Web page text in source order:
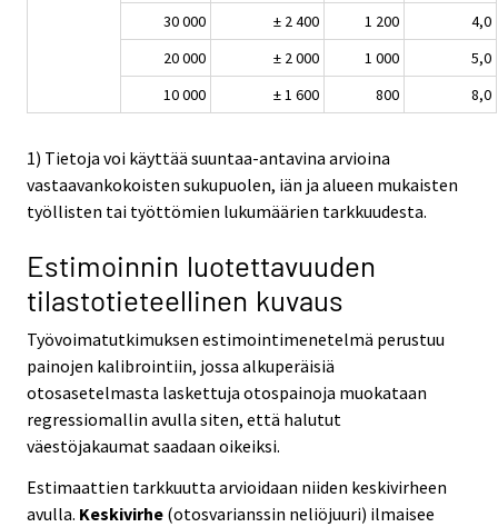
30 000 ± 2 400 1 200
4,0
20 000
± 2 000 1 000
5,0
10 000
± 1 600 800 8,0
1) Tietoja voi käyttää suuntaa-antavina arvioina
vastaavankokoisten sukupuolen, iän ja alueen mukaisten
työllisten tai työttömien lukumäärien tarkkuudesta.
Estimoinnin luotettavuuden
tilastotieteellinen kuvaus
Työvoimatutkimuksen estimointimenetelmä perustuu
painojen kalibrointiin, jossa alkuperäisiä
otosasetelmasta laskettuja otospainoja muokataan
regressiomallin avulla siten, että halutut
väestöjakaumat saadaan oikeiksi.
Estimaattien tarkkuutta arvioidaan niiden keskivirheen
avulla. Keskivirhe (otosvarianssin neliöjuuri) ilmaisee